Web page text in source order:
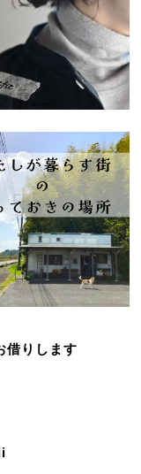
借りします